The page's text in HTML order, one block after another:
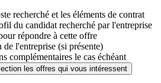
recherché et les éléments de contrat
du candidat recherché par l'entreprise
répondre à cette offre
de l'entreprise (si présente)
complémentaires le cas échéant
les offres qui vous intéressent